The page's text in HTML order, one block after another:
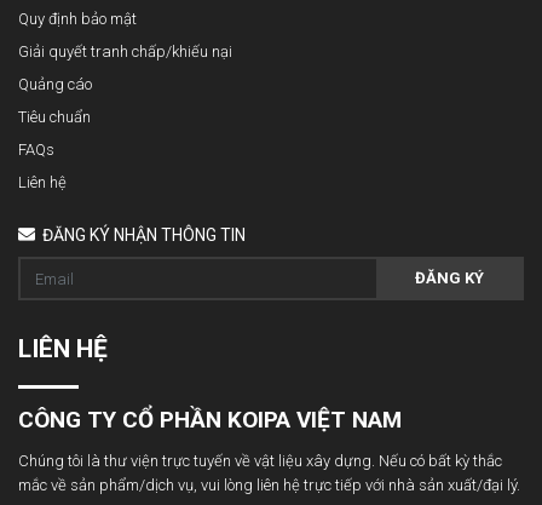
Quy định bảo mật
Giải quyết tranh chấp/khiếu nại
Quảng cáo
Tiêu chuẩn
FAQs
Liên hệ
ĐĂNG KÝ NHẬN THÔNG TIN
ĐĂNG KÝ
LIÊN HỆ
CÔNG TY CỔ PHẦN KOIPA VIỆT NAM
Chúng tôi là thư viện trực tuyến về vật liệu xây dựng. Nếu có bất kỳ thắc
mắc về sản phẩm/dịch vụ, vui lòng liên hệ trực tiếp với nhà sản xuất/đại lý.